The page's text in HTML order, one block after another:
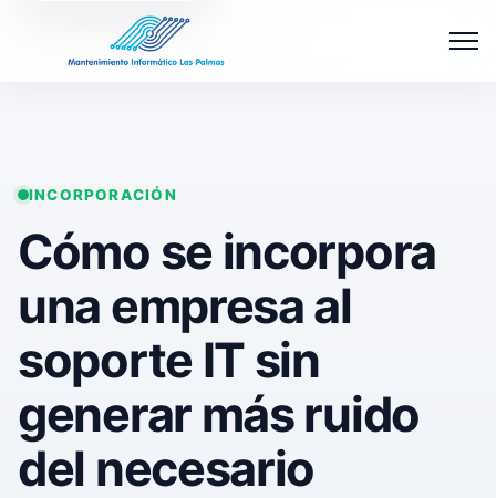
INCORPORACIÓN
Cómo se incorpora
una empresa al
soporte IT sin
generar más ruido
del necesario